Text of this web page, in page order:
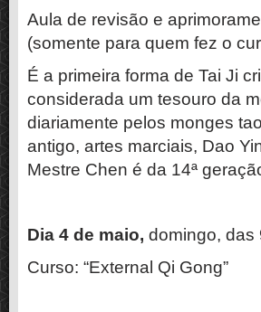
Aula de revisão e
(somente para quem fez o
É a primeira forma de Tai Ji
considerada um tesouro da
diariamente pelos monges
antigo, artes marciais, Dao
Mestre Chen é da 14ª
Dia 4 de maio, domingo, das
Curso: “External Qi Gong”